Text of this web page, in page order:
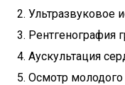
Ультразвуковое
Рентгенография
Аускультация
Осмотр